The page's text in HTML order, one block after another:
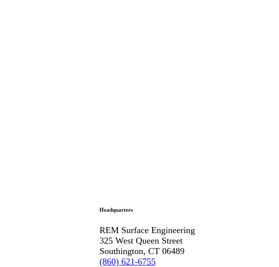
Headquarters
REM Surface Engineering
325 West Queen Street
Southington, CT 06489
(860) 621-6755